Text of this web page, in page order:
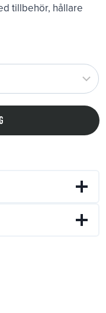
tillbehör, hållare